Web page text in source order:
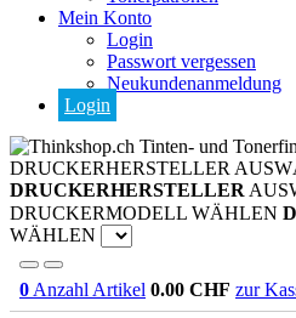
Mein Konto
Login
Passwort vergessen
Neukundenanmeldung
Login
Tinten- und
DRUCKERHERSTELLER
DRUCKERHERSTELLER
DRUCKERMODELL WÄHLEN
WÄHLEN
0 Anzahl Artikel 0.00 CHF zur